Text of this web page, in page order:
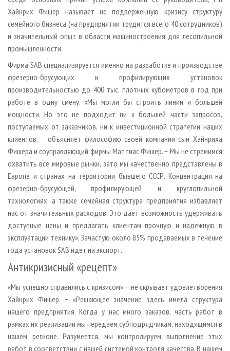
Хайнрих Фишер называет не подверженную кризису структуру
семейного бизнеса (на предприятии трудится всего 40 сотрудников)
и значительный опыт в области машиностроения для лесопильной
промышленности.
Фирма SAB специализируется именно на разработке и производстве
фрезерно-брусующих и профилирующих установок
производительностью до 400 тыс. плотных кубометров в год при
работе в одну смену. «Мы могли бы строить линии и большей
мощности. Но это не подходит ни к большей части запросов,
поступаемых от заказчиков, ни к инвестиционной стратегии наших
клиентов, − объясняет философию своей компании сын Хайнриха
Фишера и соуправляющий фирмы Маттиас Фишер. − Мы не стремимся
охватить все мировые рынки, зато мы качественно представлены в
Европе и странах на территории бывшего СССР. Концентрация на
фрезерно-брусующей, профилирующей и круглопильной
технологиях, а также семейная структура предприятия избавляет
нас от значительных расходов. Это дает возможность удерживать
доступные цены и предлагать клиентам прочную и надежную в
эксплуатации технику». Зачастую около 85% продаваемых в течение
года установок SAB идет на экспорт.
Антикризисный «рецепт»
«Мы успешно справились с кризисом» − не скрывает удовлетворения
Хайнрих Фишер. − «Решающее значение здесь имела структура
нашего предприятия. Когда у нас много заказов, часть работ в
рамках их реализации мы передаем субподрядчикам, находящимся в
нашем регионе. Разумеется, мы контролируем выполнение этих
работ в соответствии с нашей системой контроля качества. В нашем